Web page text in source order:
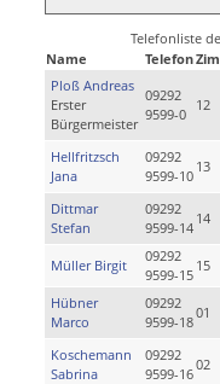
Telefonliste
Name
Telefon
Ploß Andreas
Erster
Bürgermeister
09292
9599-0
12
Hellfritzsch
Jana
09292
9599-10
13
Dittmar
Stefan
09292
9599-14
14
Müller Birgit
09292
9599-15
15
Hübner
Marco
09292
9599-18
01
Koschemann
Sabrina
09292
9599-16
02